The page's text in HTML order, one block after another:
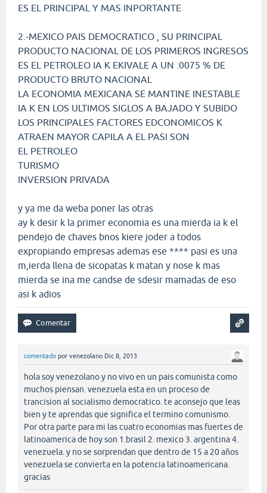
ES EL PRINCIPAL Y MAS INPORTANTE
2.-MEXICO PAIS DEMOCRATICO , SU PRINCIPAL
PRODUCTO NACIONAL DE LOS PRIMEROS INGRESOS
ES EL PETROLEO IA K EKIVALE A UN .0075 % DE
PRODUCTO BRUTO NACIONAL
LA ECONOMIA MEXICANA SE MANTINE INESTABLE
IA K EN LOS ULTIMOS SIGLOS A BAJADO Y SUBIDO
LOS PRINCIPALES FACTORES EDCONOMICOS K
ATRAEN MAYOR CAPILA A EL PASI SON
EL PETROLEO
TURISMO
INVERSION PRIVADA
y ya me da weba poner las otras
ay k desir k la primer economia es una mierda ia k el
pendejo de chaves bnos kiere joder a todos
expropiando empresas ademas ese **** pasi es una
m,ierda llena de sicopatas k matan y nose k mas
mierda se ina me candse de sdesir mamadas de eso
asi k adios
comentado por venezolano Dic 8, 2013
hola soy venezolano y no vivo en un pais comunista como
muchos piensan. venezuela esta en un proceso de
trancision al socialismo democratico. te aconsejo que leas
bien y te aprendas que significa el termino comunismo.
Por otra parte para mi las cuatro economias mas fuertes de
latinoamerica de hoy son 1.brasil 2. mexico 3. argentina 4.
venezuela. y no se sorprendan que dentro de 15 a 20 años
venezuela se convierta en la potencia latinoamericana.
gracias